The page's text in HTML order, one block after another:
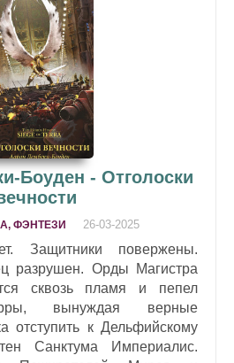
Боуден - Отголоски
ФЭНТЕЗИ 26-03-2025
Защитники повержены.
разрушен. Орды Магистра
сквозь пламя и пепел
вынуждая верные
отступить к Дельфийскому
Санктума Империалис.